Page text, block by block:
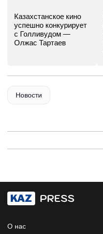
Казахстанское кино
успешно конкурирует
с Голливудом —
Олжас Тартаев
Новости
О нас